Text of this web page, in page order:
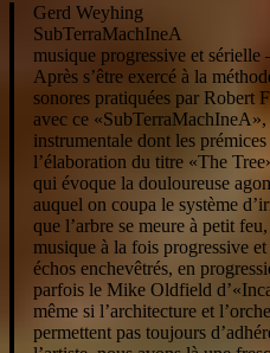
Gerd Weyhing
SubTerraMachIneA
musique progressive et sérielle
Après s’être exercé à la
sonores pratiquées par Robert
avec ce
instrumentale dont les
l’élaboration du titre «The
qui évoque la douloureuse
auquel on coupa le système
que l’arbre se meure à petit
musique à la fois progressive
échos enchevêtrés, en
parfois le Mike Oldfield
même si l’architecture et
permettent pas toujours